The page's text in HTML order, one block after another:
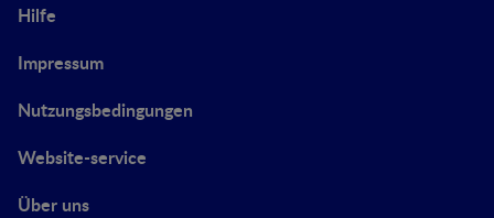
Hilfe
Impressum
Nutzungsbedingungen
Website-service
Über uns